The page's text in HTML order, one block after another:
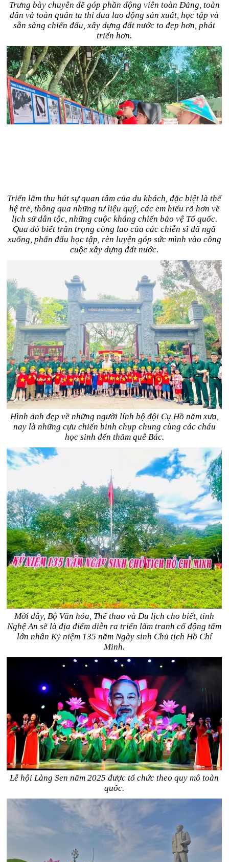
Trưng bày chuyên đề góp phần động viên toàn Ðảng, toàn
dân và toàn quân ta thi đua lao động sản xuất, học tập và
sẵn sàng chiến đấu, xây dựng đất nước to đẹp hơn, phát
triển hơn.
Triển lãm thu hút sự quan tâm của du khách, đặc biệt là thế
hệ trẻ, thông qua những tư liệu quý, các em hiểu rõ hơn về
lịch sử dân tộc, những cuộc kháng chiến bảo vệ Tổ quốc.
Qua đó biết trân trọng công lao của các chiễn sĩ đã ngã
xuống, phấn đấu học tập, rèn luyện góp sức mình vào công
cuộc xây dựng đất nước.
Hình ảnh đẹp về những người lính bộ đội Cụ Hồ năm xưa,
nay là những cựu chiến binh chụp chung cùng các cháu
học sinh đến thăm quê Bác.
Mới đây, Bộ Văn hóa, Thể thao và Du lịch cho biết, tỉnh
Nghệ An sẽ là địa điểm diễn ra triển lãm tranh cổ động tấm
lớn nhân Kỷ niệm 135 năm Ngày sinh Chủ tịch Hồ Chí
Minh.
Lễ hội Làng Sen năm 2025 được tổ chức theo quy mô toàn
quốc.